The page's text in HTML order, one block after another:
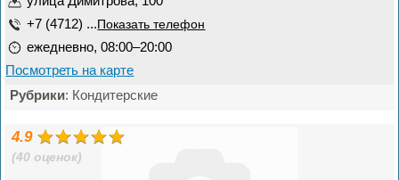
+7 (4712) ... Показать телефон
ежедневно, 08:00–20:00
Посмотреть на карте
Рубрики: Кондитерские
4.9
(40 оценок)